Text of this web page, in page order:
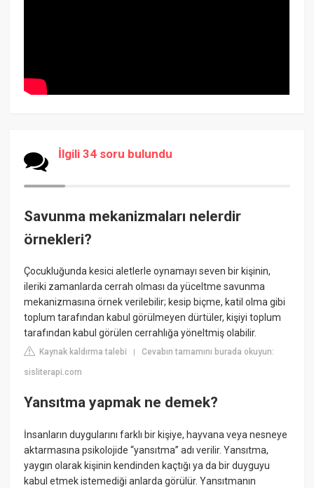
İlgili 34 soru bulundu
Savunma mekanizmaları nelerdir
örnekleri?
Çocukluğunda kesici aletlerle oynamayı seven bir kişinin,
ileriki zamanlarda cerrah olması da yüceltme savunma
mekanizmasına örnek verilebilir; kesip biçme, katil olma gibi
toplum tarafından kabul görülmeyen dürtüler, kişiyi toplum
tarafından kabul görülen cerrahlığa yöneltmiş olabilir.
Kaynak kaldırma talebi |Cevabın tamamını burada okuyun:
sisliterapi.com
Yansıtma yapmak ne demek?
İnsanların duygularını farklı bir kişiye, hayvana veya nesneye
aktarmasına psikolojide “yansıtma” adı verilir. Yansıtma,
yaygın olarak kişinin kendinden kaçtığı ya da bir duyguyu
kabul etmek istemediği anlarda görülür. Yansıtmanın